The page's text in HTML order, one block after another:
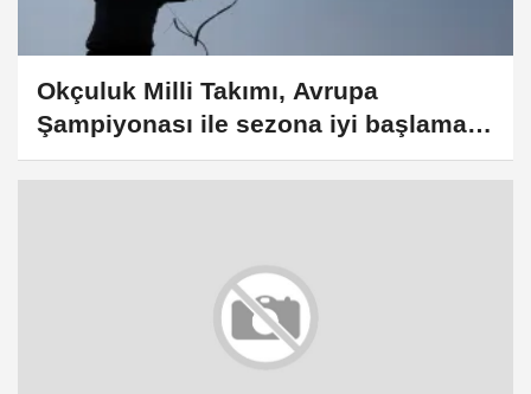
Okçuluk Milli Takımı, Avrupa
Şampiyonası ile sezona iyi başlamayı
amaçlıyor